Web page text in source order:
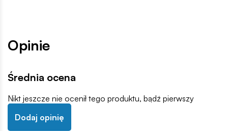
Opinie
Średnia ocena
Nikt jeszcze nie ocenił tego produktu, bądź pierwszy
Dodaj opinię